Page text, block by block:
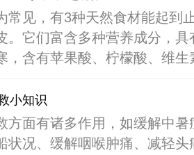
常见，有3种天然食材能起到
。它们富含多种营养成分，
，含有苹果酸、柠檬酸、维生
小知识
方面有诸多作用，如缓解中
状况、缓解咽喉肿痛、减轻